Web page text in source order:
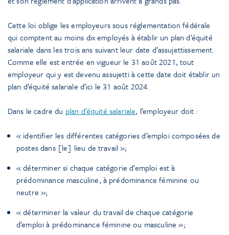
Cette loi oblige les employeurs sous réglementation fédérale
qui comptent au moins dix employés à établir un plan d’équité
salariale dans les trois ans suivant leur date d’assujettissement.
Comme elle est entrée en vigueur le 31 août 2021, tout
employeur qui y est devenu assujetti à cette date doit établir un
plan d’équité salariale d’ici le 31 août 2024.
Dans le cadre du plan d’équité salariale, l’employeur doit :
« identifier les différentes catégories d’emploi composées de
postes dans [le] lieu de travail »;
« déterminer si chaque catégorie d’emploi est à
prédominance masculine, à prédominance féminine ou
neutre »;
« déterminer la valeur du travail de chaque catégorie
d’emploi à prédominance féminine ou masculine »;